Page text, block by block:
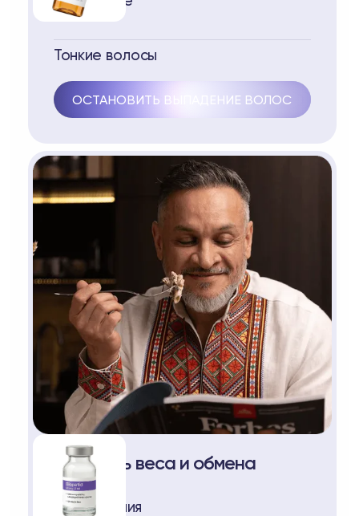
Тонкие волосы
ОСТАНОВИТЬ ВЫПАДЕНИЕ ВОЛОС
Контроль веса и обмена
веществ
Переедания